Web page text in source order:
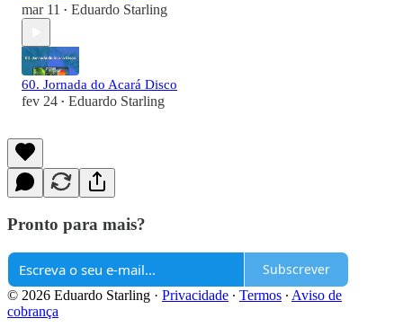
mar 11 • Eduardo Starling
60. Jornada do Acará Disco
fev 24 • Eduardo Starling
Pronto para mais?
Subscrever
© 2026 Eduardo Starling · Privacidade ∙ Termos ∙ Aviso de
cobrança